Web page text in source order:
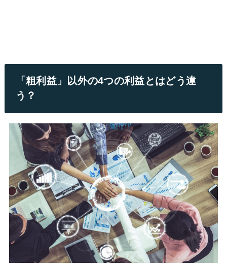
「粗利益」以外の4つの利益とはどう違
う？